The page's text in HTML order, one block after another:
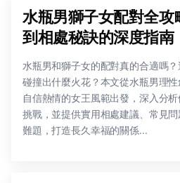
水瓶男獅子女配對全攻
到相處秘訣的深度指南
水瓶男和獅子女的配對真的合適嗎
碰撞出什麼火花？本文從水瓶男理
自信熱情的女王風範出發，深入分
挑戰，並提供實用相處建議、常見
難題，打造長久幸福的關係...